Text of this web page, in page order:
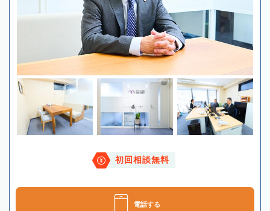
初回相談無料
電話する